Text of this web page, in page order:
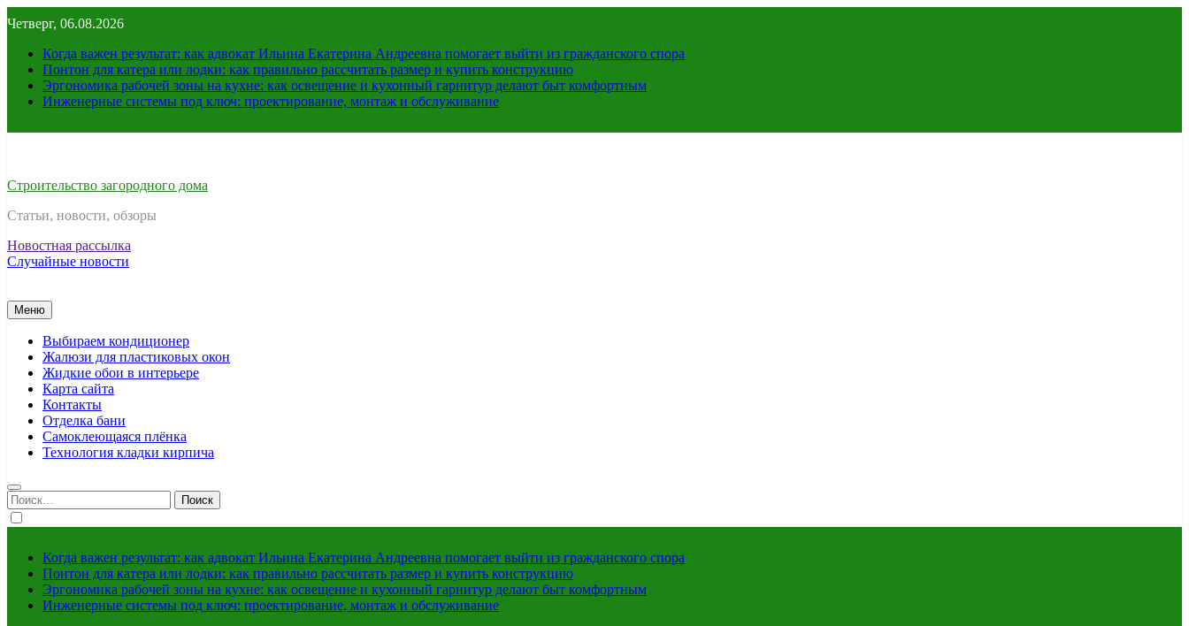
к
содержимому
Четверг, 06.08.2026
Когда важен результат: как адвокат Ильина Екатерина Андреевна помогает выйти из гражданского спора
Понтон для катера или лодки: как правильно рассчитать размер и купить конструкцию
Эргономика рабочей зоны на кухне: как освещение и кухонный гарнитур делают быт комфортным
Инженерные системы под ключ: проектирование, монтаж и обслуживание
Строительство загородного дома
Статьи, новости, обзоры
Новостная рассылка
Случайные новости
Меню
Выбираем кондиционер
Жалюзи для пластиковых окон
Жидкие обои в интерьере
Карта сайта
Контакты
Отделка бани
Самоклеющаяся плёнка
Технология кладки кирпича
Найти:
Когда важен результат: как адвокат Ильина Екатерина Андреевна помогает выйти из гражданского спора
Понтон для катера или лодки: как правильно рассчитать размер и купить конструкцию
Эргономика рабочей зоны на кухне: как освещение и кухонный гарнитур делают быт комфортным
Инженерные системы под ключ: проектирование, монтаж и обслуживание